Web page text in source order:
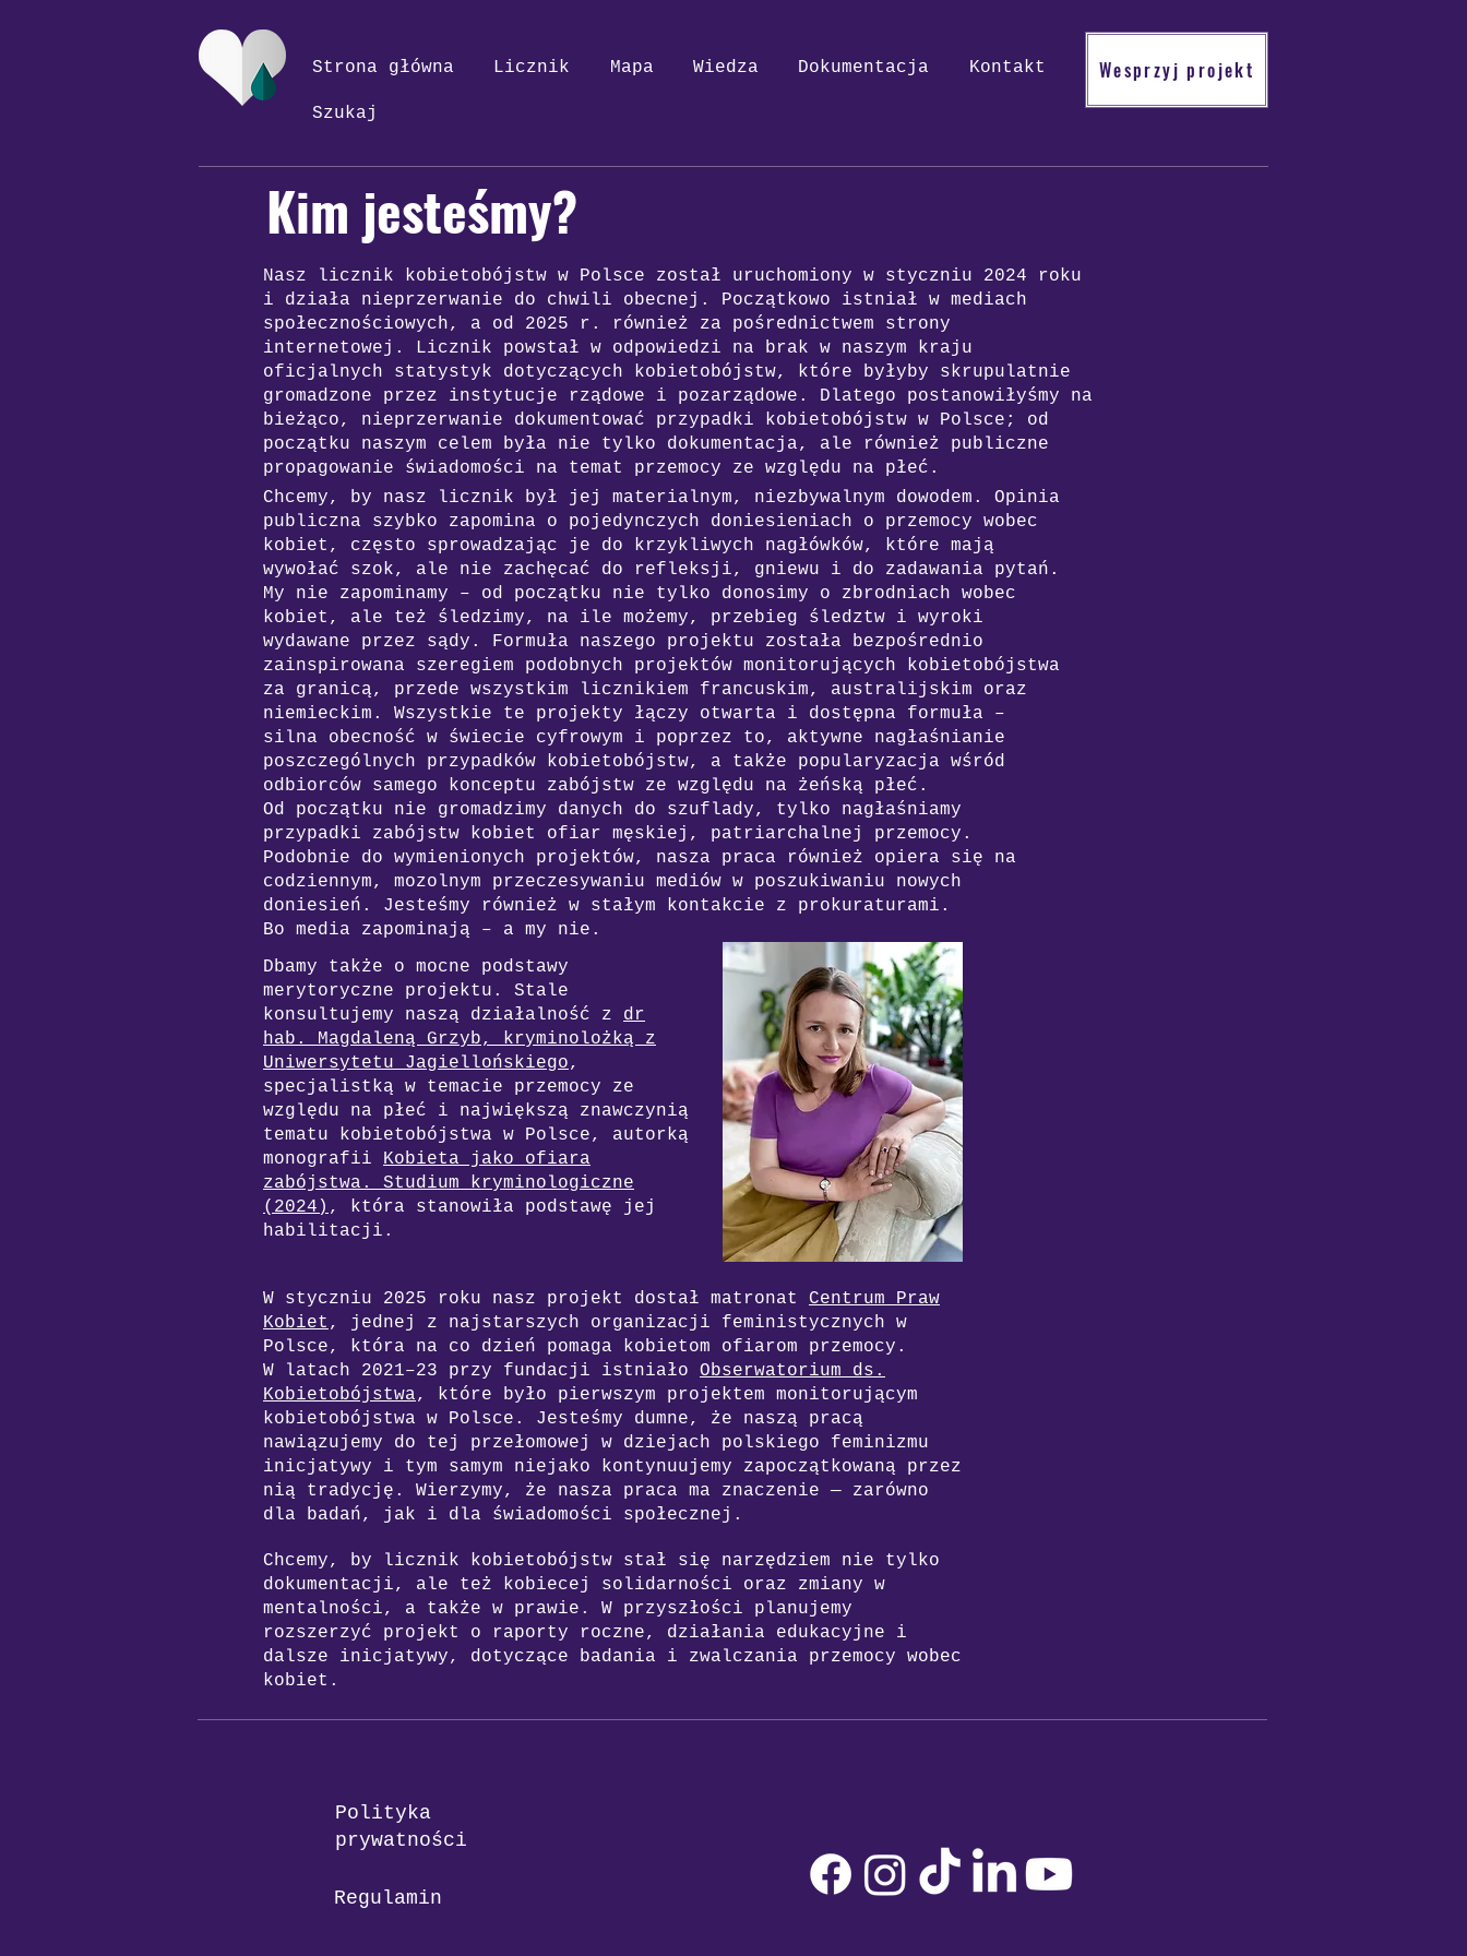
Strona główna Licznik Mapa Wiedza Dokumentacja Kontakt
Szukaj
Wesprzyj projekt
Kim jesteśmy?
Nasz licznik kobietobójstw w Polsce został uruchomiony w styczniu 2024 roku
i działa nieprzerwanie do chwili obecnej. Początkowo istniał w mediach
społecznościowych, a od 2025 r. również za pośrednictwem strony
internetowej. Licznik powstał w odpowiedzi na brak w naszym kraju
oficjalnych statystyk dotyczących kobietobójstw, które byłyby skrupulatnie
gromadzone przez instytucje rządowe i pozarządowe. Dlatego postanowiłyśmy na
bieżąco, nieprzerwanie dokumentować przypadki kobietobójstw w Polsce; od
początku naszym celem była nie tylko dokumentacja, ale również publiczne
propagowanie świadomości na temat przemocy ze względu na płeć.
Chcemy, by nasz licznik był jej materialnym, niezbywalnym dowodem. Opinia
publiczna szybko zapomina o pojedynczych doniesieniach o przemocy wobec
kobiet, często sprowadzając je do krzykliwych nagłówków, które mają
wywołać szok, ale nie zachęcać do refleksji, gniewu i do zadawania pytań.
My nie zapominamy – od początku nie tylko donosimy o zbrodniach wobec
kobiet, ale też śledzimy, na ile możemy, przebieg śledztw i wyroki
wydawane przez sądy. Formuła naszego projektu została bezpośrednio
zainspirowana szeregiem podobnych projektów monitorujących kobietobójstwa
za granicą, przede wszystkim
licznikiem francuskim, australijskim oraz
niemieckim.
Wszystkie te projekty łączy otwarta i dostępna formuła –
silna obecność w świecie cyfrowym i poprzez to, aktywne nagłaśnianie
poszczególnych przypadków kobietobójstw, a także popularyzacja wśród
odbiorców samego konceptu zabójstw ze względu na żeńską płeć.
Od początku nie gromadzimy danych do szuflady, tylko nagłaśniamy
przypadki zabójstw kobiet ofiar męskiej, patriarchalnej przemocy.
Podobnie do wymienionych projektów, nasza praca również opiera się na
codziennym, mozolnym przeczesywaniu mediów w poszukiwaniu nowych
doniesień. Jesteśmy również w stałym kontakcie z prokuraturami.
Bo media zapominają – a my nie.
Dbamy także o mocne podstawy
merytoryczne projektu. Stale
konsultujemy naszą działalność z dr
hab. Magdaleną Grzyb, kryminolożką z
Uniwersytetu Jagiellońskiego,
specjalistką w temacie przemocy ze
względu na płeć i największą znawczynią
tematu kobietobójstwa w Polsce, autorką
monografii Kobieta jako ofiara
zabójstwa. Studium kryminologiczne
(2024) , która stanowiła podstawę jej
habilitacji.
W styczniu 2025 roku nasz projekt dostał matronat Centrum Praw
Kobiet , jednej z najstarszych organizacji feministycznych w
Polsce, która na co dzień pomaga kobietom ofiarom przemocy.
W latach 2021–23 przy fundacji istniało Obserwatorium ds.
Kobietobójstwa, które było pierwszym projektem monitorującym
kobietobójstwa w Polsce. Jesteśmy dumne, że naszą pracą
nawiązujemy do tej przełomowej w dziejach polskiego feminizmu
inicjatywy i tym samym niejako kontynuujemy zapoczątkowaną przez
nią tradycję. Wierzymy, że nasza praca ma znaczenie — zarówno
dla badań, jak i dla świadomości społecznej.
Chcemy, by licznik kobietobójstw stał się narzędziem nie tylko
dokumentacji, ale też kobiecej solidarności oraz zmiany w
mentalności, a także w prawie. W przyszłości planujemy
rozszerzyć projekt o raporty roczne, działania edukacyjne i
dalsze inicjatywy, dotyczące badania i zwalczania przemocy wobec
kobiet.
Polityka
prywatności
Regulamin